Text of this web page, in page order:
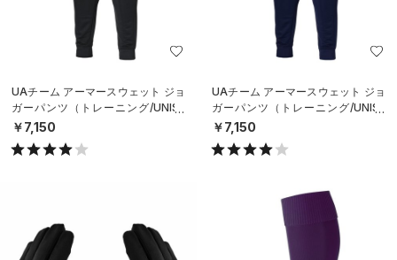
UAチーム アーマースウェット ジョ
ガーパンツ（トレーニング/UNISE
X）
￥7,150
UAチーム アーマースウェット ジョ
ガーパンツ（トレーニング/UNISE
X）
￥7,150